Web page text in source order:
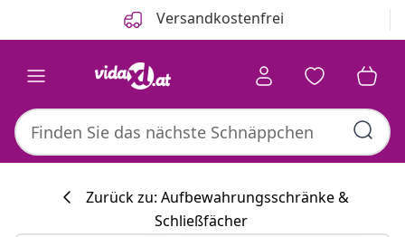
Versandkostenfrei
Zurück zu: Aufbewahrungsschränke &
Schließfächer